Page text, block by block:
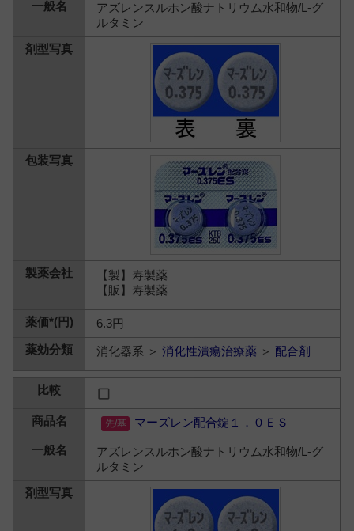
アズレンスルホン酸ナトリウム水和物/L-グ
ルタミン
【製】寿製薬
【販】寿製薬
6.3円
消化器系 ＞消化性潰瘍治療薬 ＞ 配合剤
マーズレン配合錠１．０ＥＳ
アズレンスルホン酸ナトリウム水和物/L-グ
ルタミン